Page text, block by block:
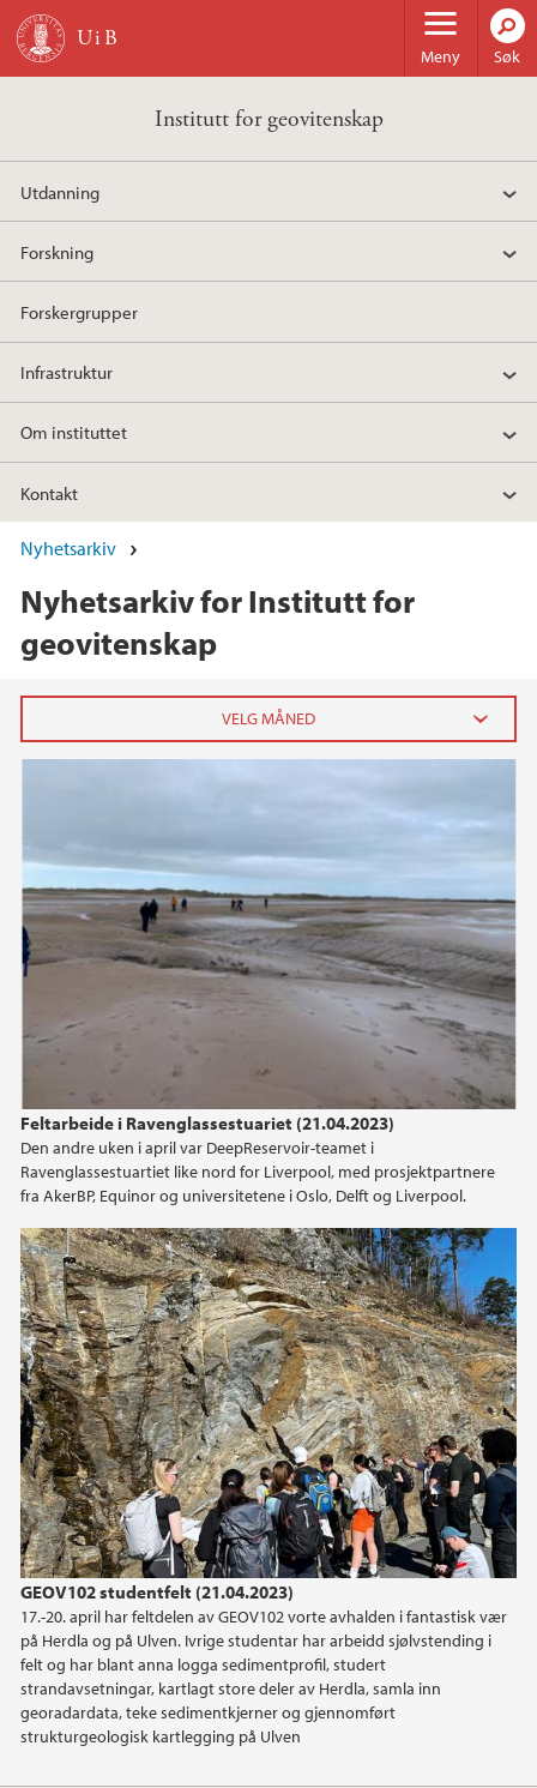
Hopp til hovedinnhold
Meny Søk
Institutt for geovitenskap
Utdanning
Forskning
Forskergrupper
Infrastruktur
Om instituttet
Kontakt
Nyhetsarkiv
Nyhetsarkiv for Institutt for
geovitenskap
Feltarbeide i Ravenglassestuariet (21.04.2023)
Den andre uken i april var DeepReservoir-teamet i
Ravenglassestuartiet like nord for Liverpool, med prosjektpartnere
fra AkerBP, Equinor og universitetene i Oslo, Delft og Liverpool.
GEOV102 studentfelt (21.04.2023)
17.-20. april har feltdelen av GEOV102 vorte avhalden i fantastisk vær
på Herdla og på Ulven. Ivrige studentar har arbeidd sjølvstending i
felt og har blant anna logga sedimentprofil, studert
strandavsetningar, kartlagt store deler av Herdla, samla inn
georadardata, teke sedimentkjerner og gjennomført
strukturgeologisk kartlegging på Ulven
april (2)
februar (1)
januar (3)
2025
2022
2020
2019
2018
2017
2016
2015
2014
2013